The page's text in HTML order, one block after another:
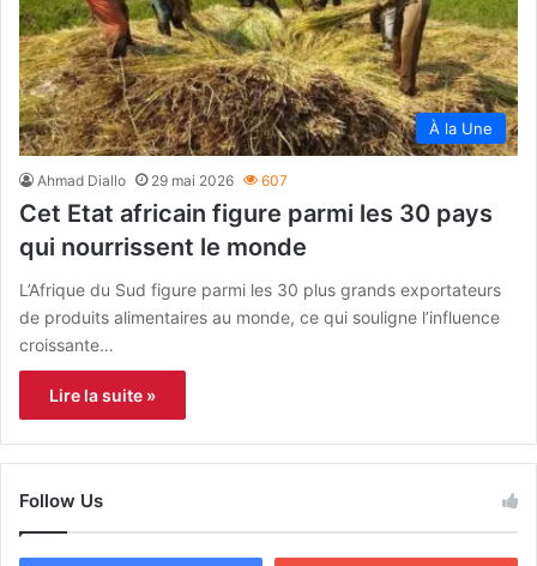
À la Une
Ahmad Diallo 29 mai 2026 607
Cet Etat africain figure parmi les 30 pays
qui nourrissent le monde
L’Afrique du Sud figure parmi les 30 plus grands exportateurs
de produits alimentaires au monde, ce qui souligne l’influence
croissante…
Lire la suite »
Follow Us